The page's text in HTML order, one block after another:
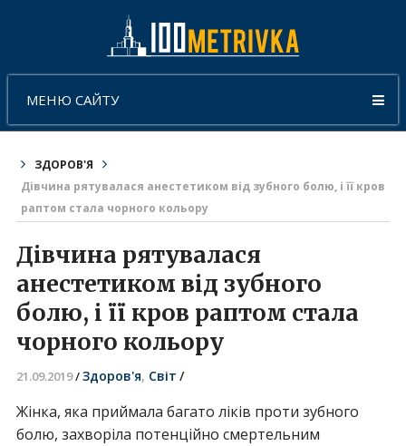
МЕНЮ САЙТУ
ЗДОРОВ'Я
Дівчина рятувалася анестетиком від зубного болю, і її кров
раптом стала чорного кольору
Дівчина рятувалася
анестетиком від зубного
болю, і її кров раптом стала
чорного кольору
21.09.2019/Здоров'я, Світ /
Жінка, яка приймала багато ліків проти зубного
болю, захворіла потенційно смертельним